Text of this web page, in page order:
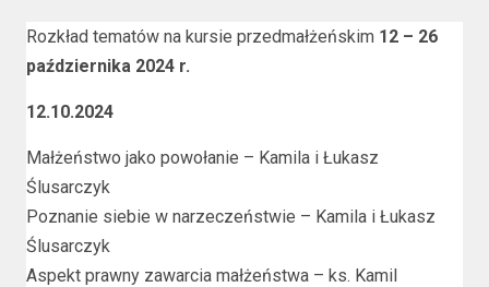
Rozkład tematów na kursie przedmałżeńskim 12 – 26
października 2024 r.
12.10.2024
Małżeństwo jako powołanie – Kamila i Łukasz
Ślusarczyk
Poznanie siebie w narzeczeństwie – Kamila i Łukasz
Ślusarczyk
Aspekt prawny zawarcia małżeństwa – ks. Kamil